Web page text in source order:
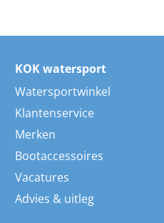
KOK watersport
Watersportwinkel
Klantenservice
Merken
Bootaccessoires
Vacatures
Advies & uitleg